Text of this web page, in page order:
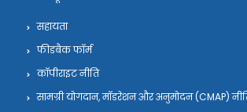
सहायता
फीडबैक फॉर्म
कॉपीराइट नीति
सामग्री योगदान, मॉडरेशन और अनुमोदन (CMAP)